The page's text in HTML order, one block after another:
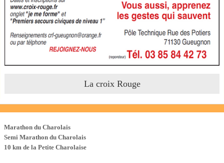
La croix Rouge
Marathon du Charolais
Semi Marathon du Charolais
10 km de la Petite Charolaise